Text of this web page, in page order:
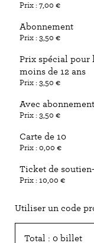
Prix : 7,00 €
Abonnement
Prix : 3,50 €
Prix spécial pour
moins de 12 ans
Prix : 3,50 €
Avec
Prix : 3,50 €
Carte de 10
Prix : 0,00 €
Ticket de
Prix : 10,00 €
Utiliser un code
Total : 0 billet